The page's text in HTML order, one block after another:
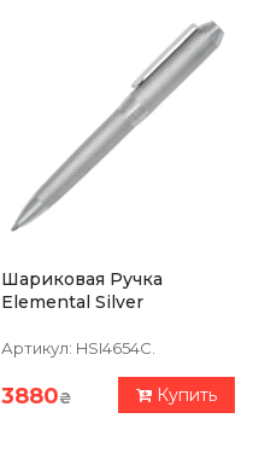
Шариковая Ручка
Elemental Silver
Артикул: HSI4654C.
3880₴ Купить